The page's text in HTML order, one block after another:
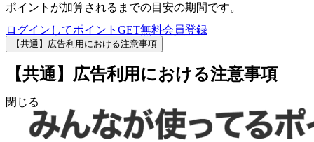
ポイントが加算されるまでの目安の期間です。
ログインしてポイントGET無料会員登録
【共通】広告利用における注意事項
【共通】広告利用における注意事項
閉じる